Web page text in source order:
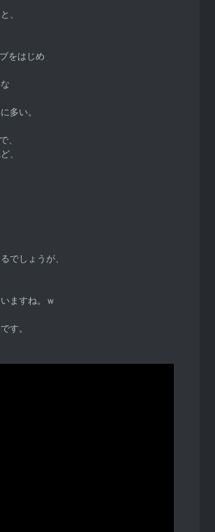
、
をはじめ
多い。
、
、
でしょうが、
ますね。ｗ
す。